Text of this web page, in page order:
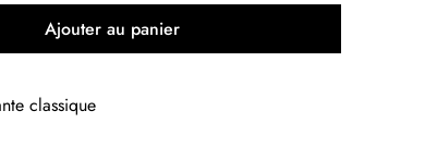
Ajouter au panier
classique